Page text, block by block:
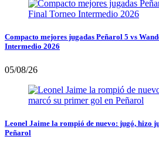
Compacto mejores jugadas Peñarol 5 vs
Intermedio 2026
05/08/26
Leonel Jaime la rompió de nuevo: jugó, hizo
Peñarol